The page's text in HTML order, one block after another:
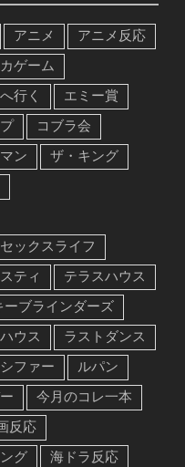
アニメ
アニメ反応
ゲーム
行く
エミー賞
コブラ会
ン
ザ・キング
セックスライフ
ティ
テラスハウス
ーブラインダーズ
ウス
ラストダンス
ファー
ルパン
今月のコレ一本
反応
グ
海ドラ反応